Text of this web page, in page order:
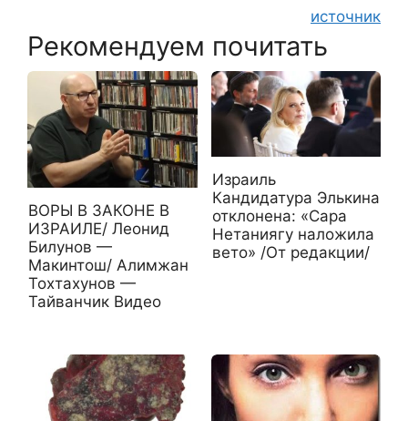
источник
Рекомендуем почитать
ВОРЫ В ЗАКОНЕ В
ИЗРАИЛЕ/ Леонид
Билунов —
Макинтош/ Алимжан
Тохтахунов —
Тайванчик Видео
Израиль
Кандидатура Элькина
отклонена: «Сара
Нетаниягу наложила
вето» /От редакции/